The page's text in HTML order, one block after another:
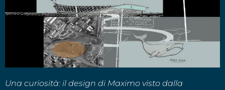
Una curiosità: il design di Maximo visto dalla